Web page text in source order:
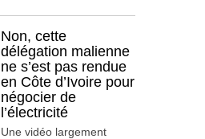
Non, cette
délégation malienne
ne s’est pas rendue
en Côte d’Ivoire pour
négocier de
l’électricité
Une vidéo largement